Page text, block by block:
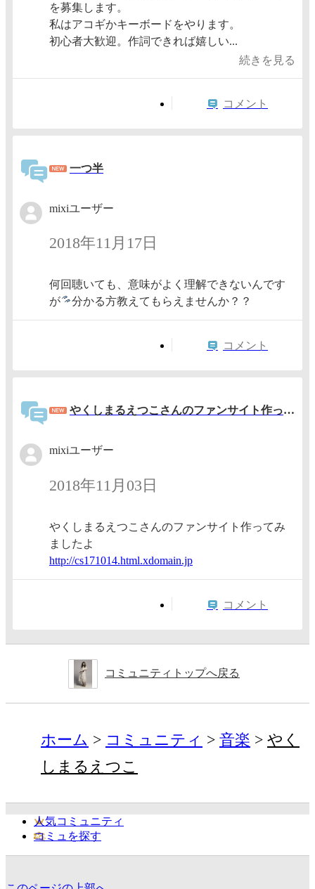
を募集します。
私はアコギかキーボードをやります。
初心者大歓迎。作詞できれば嬉しい...
続きを見る
コメント
一つ半
mixiユーザー
2018年11月17日
何回聴いても、意味がよく理解できないんです
が
分かる方教えてもらえませんか？？
コメント
やくしまるえつこさんのファンサイト作ってみました
mixiユーザー
2018年11月03日
やくしまるえつこさんのファンサイト作ってみ
ましたよ
http://cs171014.html.xdomain.jp
コメント
コミュニティトップへ戻る
ホーム コミュニティ 音楽
やく
しまるえつこ
人気コミュニティ
コミュを探す